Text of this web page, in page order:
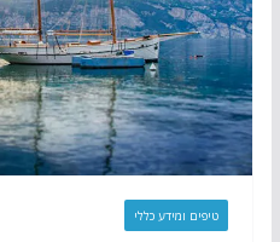
טיפים ומידע כללי